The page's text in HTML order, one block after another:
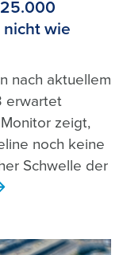
wie
nach aktuellem
erwartet
zeigt,
noch keine
Schwelle der